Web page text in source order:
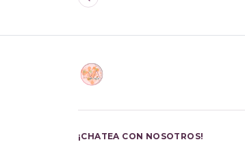
¡CHATEA CON NOSOTROS!